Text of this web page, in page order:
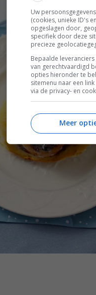
Uw
(cookies, unieke ID's
opgeslagen door,
specifiek door deze
precieze
Bepaalde
van gerechtvaardigd
opties hieronder te
sitemenu naar een
via de privacy- en
Meer